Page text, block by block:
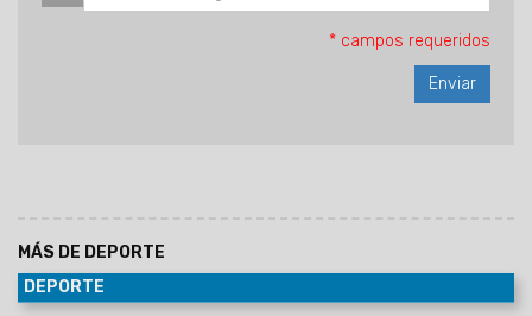
* campos requeridos
MÁS DE DEPORTE
DEPORTE